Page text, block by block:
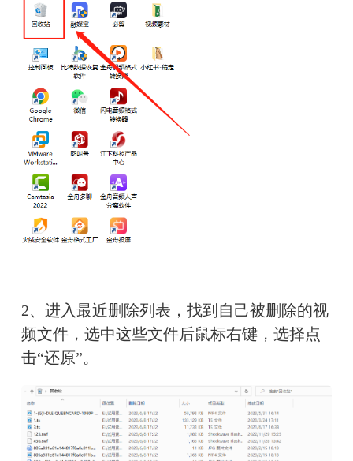
2、 进入最近删除列表，找到自己被删除的视
频文件，选中这些文件后鼠标右键，选择点
击“还原”。